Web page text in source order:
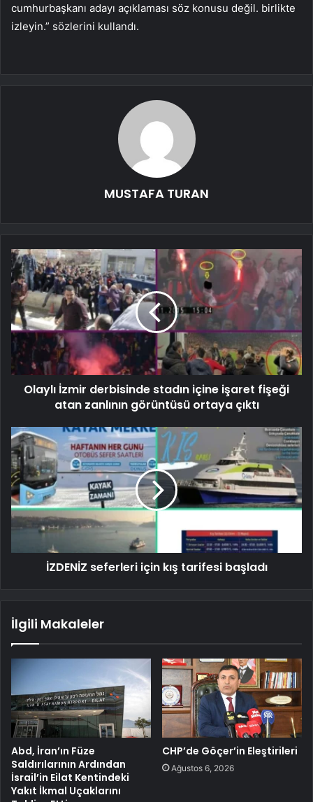
cumhurbaşkanı adayı açıklaması söz konusu değil. birlikte
izleyin.” sözlerini kullandı.
MUSTAFA TURAN
Olaylı İzmir derbisinde stadın içine işaret fişeği
atan zanlının görüntüsü ortaya çıktı
İZDENİZ seferleri için kış tarifesi başladı
İlgili Makaleler
Abd, İran’ın Füze
Saldırılarının Ardından
İsrail’in Eilat Kentindeki
Yakıt İkmal Uçaklarını
CHP’de Göçer’in Eleştirileri
Ağustos 6, 2026